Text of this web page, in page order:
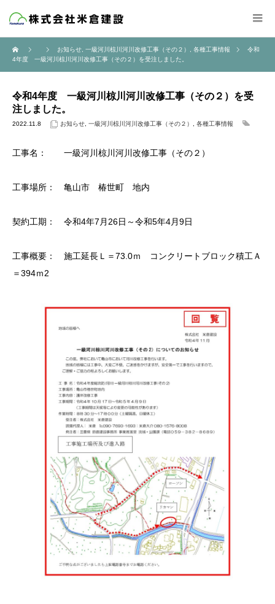
お知らせ 一級河川椋川河川改修工事（その２） 各種工事情報
令和
4年度 一級河川椋川河川改修工事（その２）を受注しました。
令和4年度 一級河川椋川河川改修工事（その２）を受
注しました。
2022.11.8 お知らせ 一級河川椋川河川改修工事（その２） 各種工事情報
工事名： 一級河川椋川河川改修工事（その２）
工事場所： 亀山市 椿世町 地内
契約工期： 令和4年7月26日～令和5年4月9日
工事概要： 施工延長Ｌ＝73.0ｍ コンクリートブロック積工Ａ
＝394ｍ2